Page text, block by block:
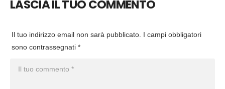
LASCIA IL TUO COMMENTO
Il tuo indirizzo email non sarà pubblicato. I campi obbligatori
sono contrassegnati *